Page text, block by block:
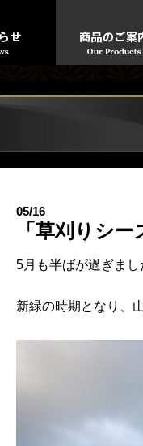
05/16
「草刈りシ
5月も半ばが過ぎま
新緑の時期となり、